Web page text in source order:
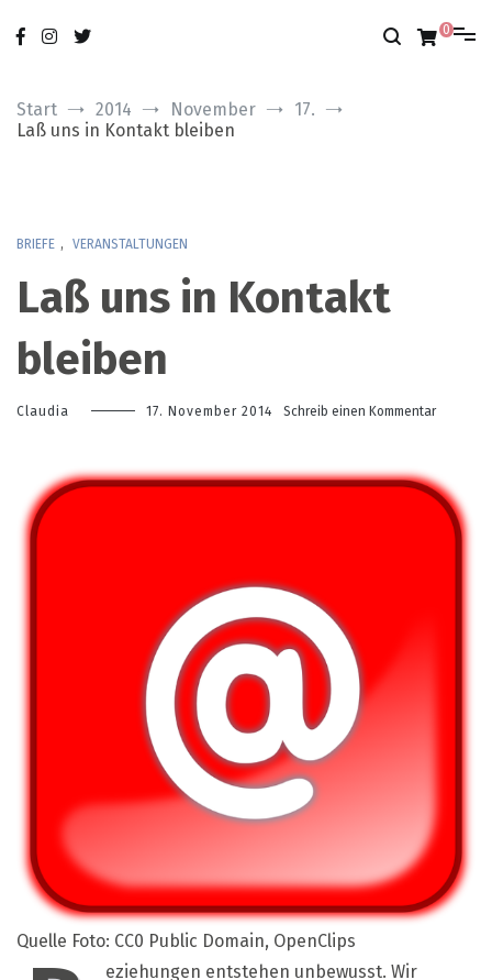
Inhalt
springen
modobonum
nur das Gute 0
Start 2014 November
17.
Laß uns in Kontakt bleiben
BRIEFE , VERANSTALTUNGEN
Laß uns in Kontakt
bleiben
Claudia 17. November 2014 Schreib einen Kommentarzu
Kontakt
bleiben
Quelle Foto: CC0 Public Domain, OpenClips
eziehungen entstehen unbewusst. Wir